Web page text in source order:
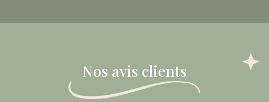
Nos avis clients